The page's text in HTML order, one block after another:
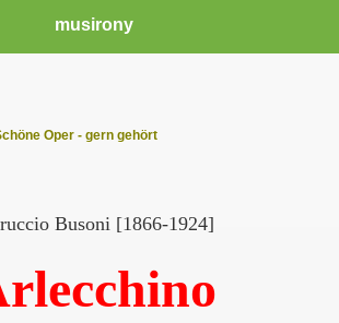
musirony
Oper - gern gehört
Busoni [1866-1924]